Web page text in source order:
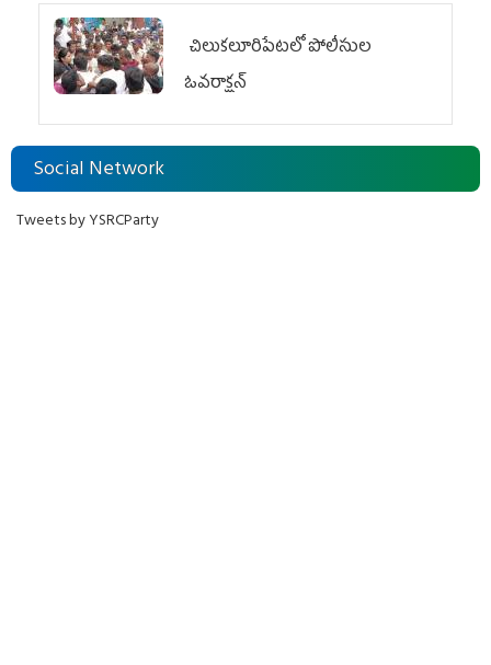
చిలుక‌లూరిపేట‌లో పోలీసుల
ఓవ‌రాక్ష‌న్‌
Social Network
Tweets by YSRCParty